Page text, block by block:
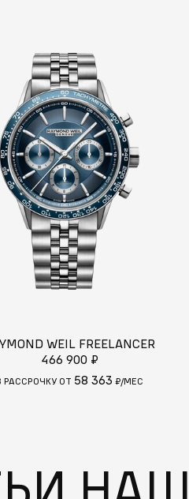
WEIL FREELANCER
466 900 ₽
РАССРОЧКУ ОТ 58 363 ₽/МЕС